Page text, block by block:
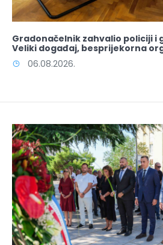
Gradonačelnik zahvalio policiji
Veliki događaj, besprijekorna
06.08.2026.